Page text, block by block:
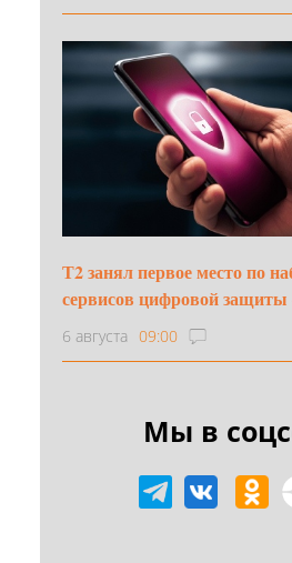
Т2 занял первое место по
сервисов цифровой
6 августа 09:00
Мы в